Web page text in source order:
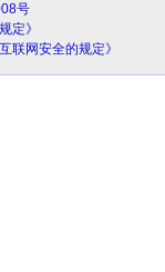
号
定》
联网安全的规定》